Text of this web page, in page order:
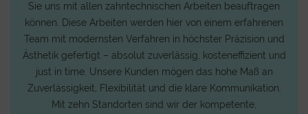
Sie uns mit allen zahntechnischen Arbeiten beauftragen
können. Diese Arbeiten werden hier von einem erfahrenen
Team mit modernsten Verfahren in höchster Präzision und
Ästhetik gefertigt – absolut zuverlässig, kosteneffizient und
just in time. Unsere Kunden mögen das hohe Maß an
Zuverlässigkeit, Flexibilität und die klare Kommunikation.
Mit zehn Standorten sind wir der kompetente,